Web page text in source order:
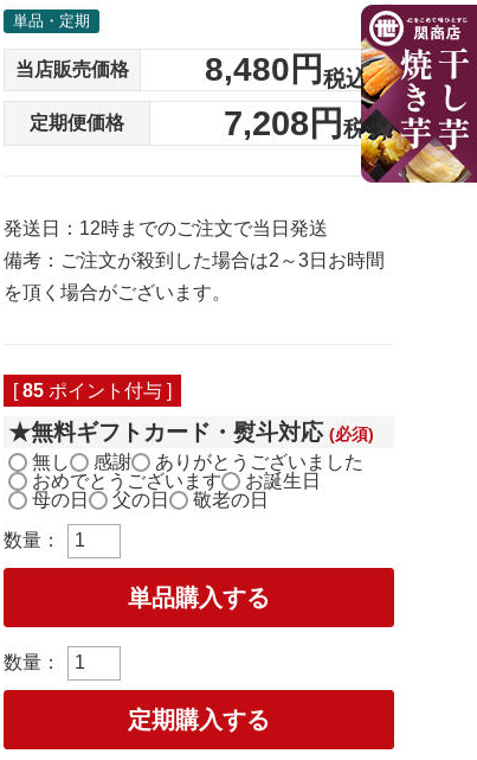
単品・定期
当店販売価格 8,480 税込
定期便価格 7,208 税込
発送日：12時までのご注文で当日発送
備考：ご注文が殺到した場合は2～3日お時間
を頂く場合がございます。
[ 85 ポイント付与 ]
★無料ギフトカード・熨斗対応 (必須)
無し 感謝
ありがとうございました
おめでとうございます
お誕生日
母の日
父の日 敬老の日
単品購入する
定期購入する